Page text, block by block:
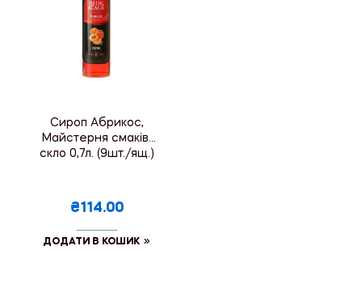
Сироп Абрикос,
Майстерня смаків,
скло 0,7л. (9шт./ящ.)
₴114.00
ДОДАТИ В КОШИК